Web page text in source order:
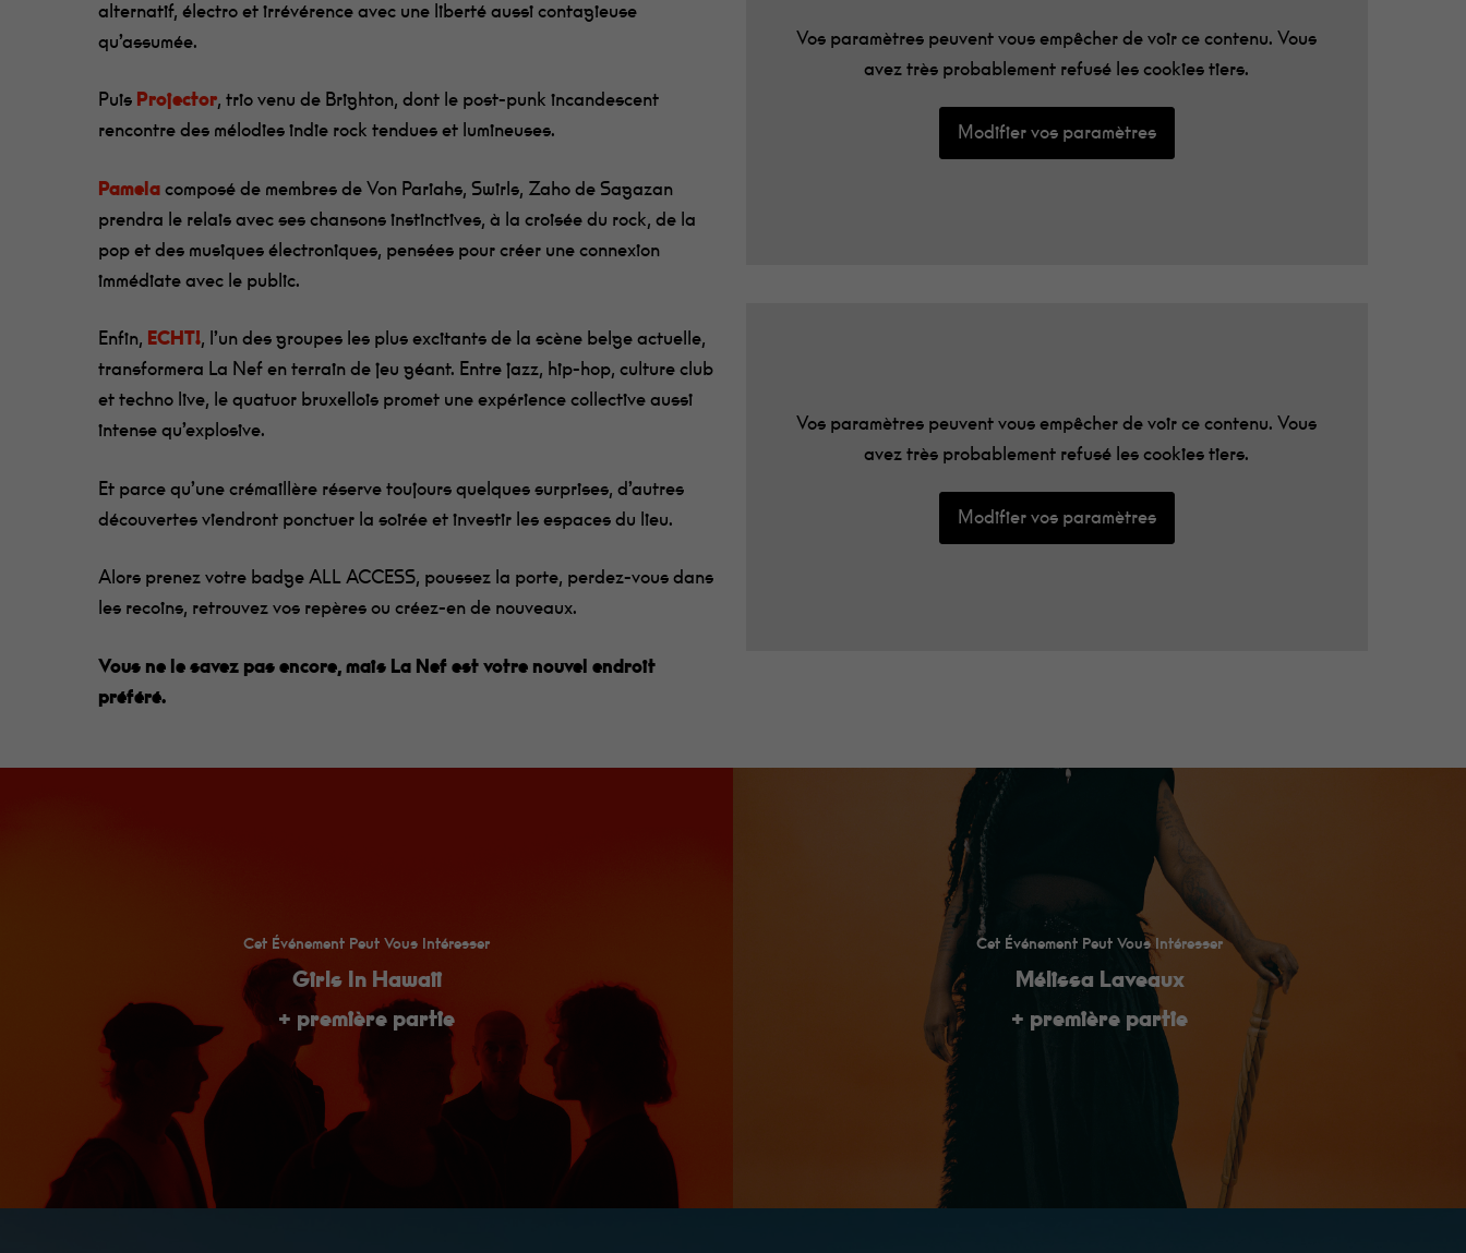
alternatif, électro et irrévérence avec une liberté aussi contagieuse
qu’assumée.
Puis Projector, trio venu de Brighton, dont le post-punk incandescent
rencontre des mélodies indie rock tendues et lumineuses.
Pamela composé de membres de Von Pariahs, Swirls, Zaho de Sagazan
prendra le relais avec ses chansons instinctives, à la croisée du rock, de la
pop et des musiques électroniques, pensées pour créer une connexion
immédiate avec le public.
Enfin, ECHT!, l’un des groupes les plus excitants de la scène belge actuelle,
transformera La Nef en terrain de jeu géant. Entre jazz, hip-hop, culture club
et techno live, le quatuor bruxellois promet une expérience collective aussi
intense qu’explosive.
Et parce qu’une crémaillère réserve toujours quelques surprises, d’autres
découvertes viendront ponctuer la soirée et investir les espaces du lieu.
Alors prenez votre badge ALL ACCESS, poussez la porte, perdez-vous dans
les recoins, retrouvez vos repères ou créez-en de nouveaux.
Vous ne le savez pas encore, mais La Nef est votre nouvel endroit
préféré.
Vos paramètres peuvent vous empêcher de voir ce contenu. Vous
avez très probablement refusé les cookies tiers.
Modifier vos paramètres
Vos paramètres peuvent vous empêcher de voir ce contenu. Vous
avez très probablement refusé les cookies tiers.
Modifier vos paramètres
Cet Événement Peut Vous Intéresser
Girls In Hawaii
+ première partie
Cet Événement Peut Vous Intéresser
Mélissa Laveaux
+ première partie